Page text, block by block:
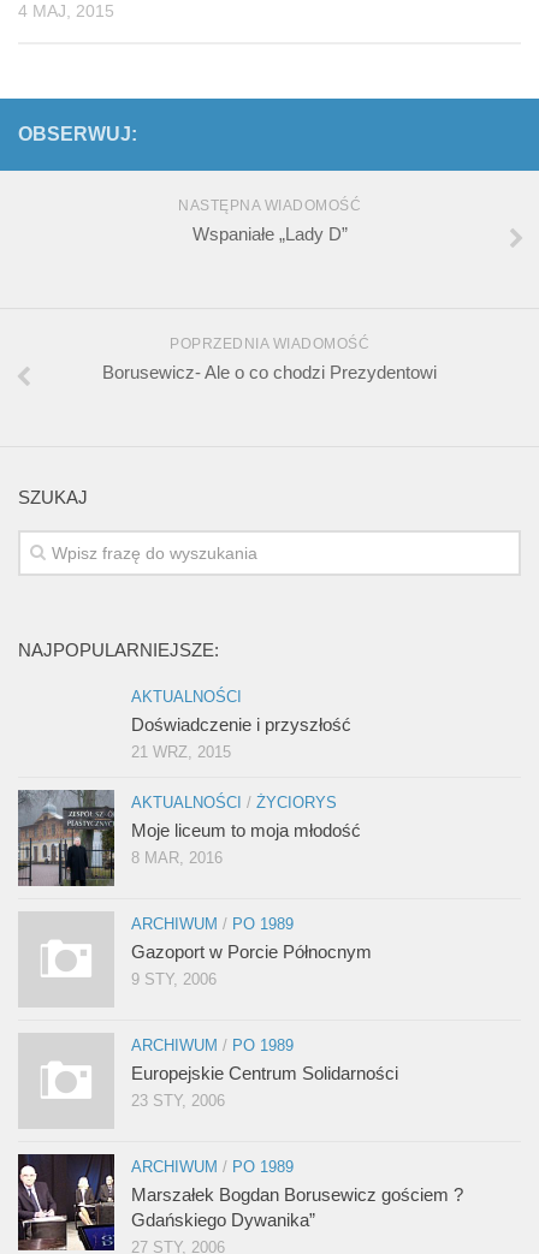
4 MAJ, 2015
OBSERWUJ:
NASTĘPNA WIADOMOŚĆ
Wspaniałe „Lady D”
POPRZEDNIA WIADOMOŚĆ
Borusewicz- Ale o co chodzi Prezydentowi
SZUKAJ
NAJPOPULARNIEJSZE:
AKTUALNOŚCI
Doświadczenie i przyszłość
21 WRZ, 2015
AKTUALNOŚCI / ŻYCIORYS
Moje liceum to moja młodość
8 MAR, 2016
ARCHIWUM / PO 1989
Gazoport w Porcie Północnym
9 STY, 2006
ARCHIWUM / PO 1989
Europejskie Centrum Solidarności
23 STY, 2006
ARCHIWUM / PO 1989
Marszałek Bogdan Borusewicz gościem ?
Gdańskiego Dywanika”
27 STY, 2006